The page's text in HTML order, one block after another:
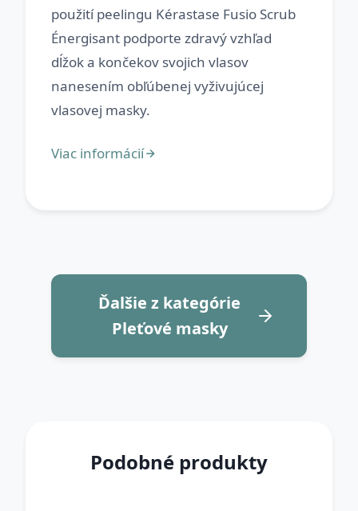
použití peelingu Kérastase Fusio Scrub
Énergisant podporte zdravý vzhľad
dĺžok a končekov svojich vlasov
nanesením obľúbenej vyživujúcej
Ďalšie z kategórie
Pleťové masky
Podobné produkty